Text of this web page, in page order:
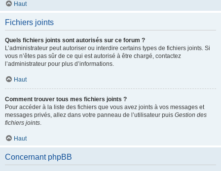
Haut
Fichiers joints
Quels fichiers joints sont autorisés sur ce forum ?
L’administrateur peut autoriser ou interdire certains types de fichiers joints. Si
vous n’êtes pas sûr de ce qui est autorisé à être chargé, contactez
l’administrateur pour plus d’informations.
Haut
Comment trouver tous mes fichiers joints ?
Pour accéder à la liste des fichiers que vous avez joints à vos messages et
messages privés, allez dans votre panneau de l’utilisateur puis Gestion des
fichiers joints.
Haut
Concernant phpBB